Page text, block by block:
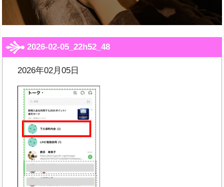
2026-02-05_22h52_48
2026年02月05日